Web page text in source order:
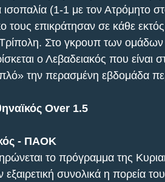
ισοπαλία (1-1 με τον
τους επικράτησαν σε κάθε
Τρίπολη. Στο γκρουπ των
ο Λεβαδειακός που
την περασμένη εβδομάδα
Over 1.5
- ΠΑΟΚ
το πρόγραμμα της
συνολικά η πορεία